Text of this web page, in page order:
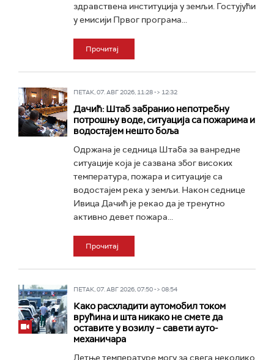
здравствена институција у земљи. Гостујући
у емисији Првог програма...
Прочитај
ПЕТАК, 07. АВГ 2026, 11:28 -> 12:32
Дачић: Штаб забранио непотребну
потрошњу воде, ситуација са пожарима и
водостајем нешто боља
Одржана је седница Штаба за ванредне
ситуације која је сазвана због високих
температура, пожара и ситуације са
водостајем река у земљи. Након седнице
Ивица Дачић је рекао да је тренутно
активно девет пожара...
Прочитај
ПЕТАК, 07. АВГ 2026, 07:50 -> 08:54
Како расхладити аутомобил током
врућина и шта никако не смете да
оставите у возилу – савети ауто-
механичара
Летње температуре могу за свега неколико